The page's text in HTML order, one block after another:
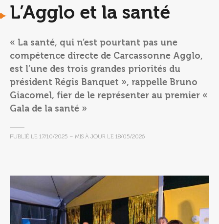
L’Agglo et la santé
« La santé, qui n’est pourtant pas une
compétence directe de Carcassonne Agglo,
est l’une des trois grandes priorités du
président Régis Banquet », rappelle Bruno
Giacomel, fier de le représenter au premier «
Gala de la santé »
PUBLIÉ LE 17/10/2025 – MIS À JOUR LE 18/05/2026